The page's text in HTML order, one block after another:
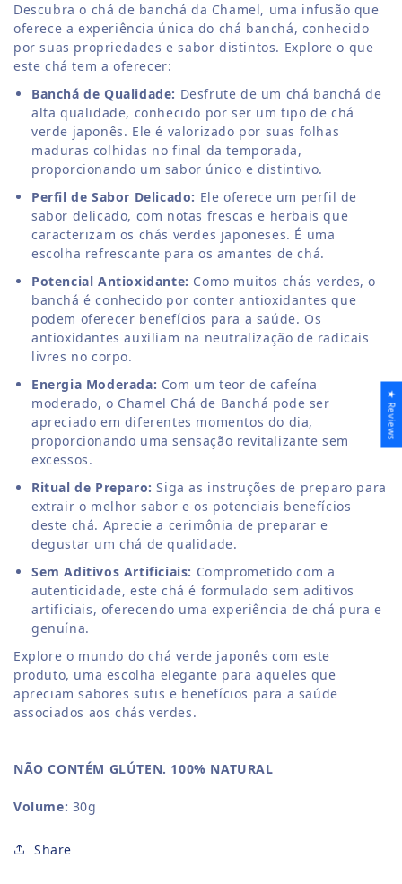
Descubra o chá de banchá da Chamel, uma infusão que
oferece a experiência única do chá banchá, conhecido
por suas propriedades e sabor distintos. Explore o que
este chá tem a oferecer:
Banchá de Qualidade: Desfrute de um chá banchá de
alta qualidade, conhecido por ser um tipo de chá
verde japonês. Ele é valorizado por suas folhas
maduras colhidas no final da temporada,
proporcionando um sabor único e distintivo.
Perfil de Sabor Delicado: Ele oferece um perfil de
sabor delicado, com notas frescas e herbais que
caracterizam os chás verdes japoneses. É uma
escolha refrescante para os amantes de chá.
Potencial Antioxidante: Como muitos chás verdes, o
banchá é conhecido por conter antioxidantes que
podem oferecer benefícios para a saúde. Os
antioxidantes auxiliam na neutralização de radicais
livres no corpo.
Energia Moderada: Com um teor de cafeína
moderado, o Chamel Chá de Banchá pode ser
apreciado em diferentes momentos do dia,
proporcionando uma sensação revitalizante sem
excessos.
Ritual de Preparo: Siga as instruções de preparo para
extrair o melhor sabor e os potenciais benefícios
deste chá. Aprecie a cerimônia de preparar e
degustar um chá de qualidade.
Sem Aditivos Artificiais: Comprometido com a
autenticidade, este chá é formulado sem aditivos
artificiais, oferecendo uma experiência de chá pura e
genuína.
Explore o mundo do chá verde japonês com este
produto, uma escolha elegante para aqueles que
apreciam sabores sutis e benefícios para a saúde
associados aos chás verdes.
NÃO CONTÉM GLÚTEN. 100% NATURAL
Volume: 30g
Share
★ Reviews